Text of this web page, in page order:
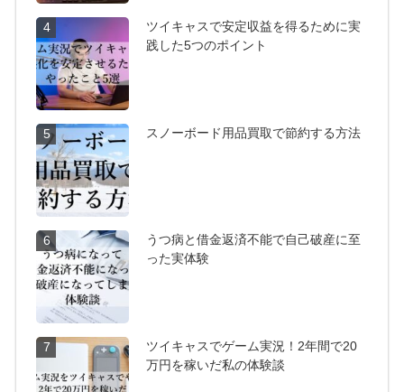
4
ツイキャスで安定収益を得るために実
践した5つのポイント
5 スノーボード用品買取で節約する方法
6
うつ病と借金返済不能で自己破産に至
った実体験
7
ツイキャスでゲーム実況！2年間で20
万円を稼いだ私の体験談